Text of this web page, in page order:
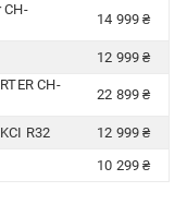
CH-
14 999 ₴
12 999 ₴
CH-
22 899 ₴
R32
12 999 ₴
10 299 ₴